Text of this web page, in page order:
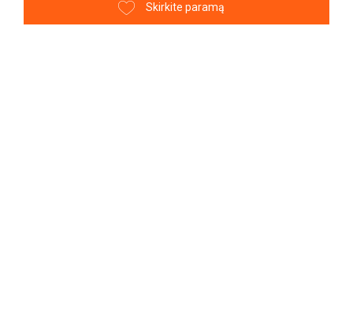
Skirkite paramą